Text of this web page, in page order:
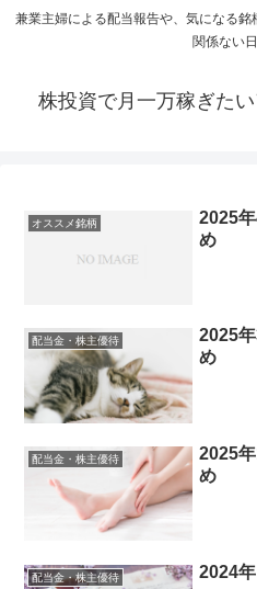
兼業主婦による配当報告や、気になる
関係ない日
株投資で月一万稼ぎた
オススメ銘柄
2025
め
配当金・株主優待
2025
め
配当金・株主優待
2025
め
配当金・株主優待 2024